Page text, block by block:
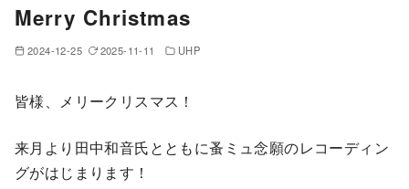
Merry Christmas
2024-12-25 2025-11-11 UHP
皆様、メリークリスマス！
来月より田中和音氏とともに蚤ミュ念願のレコーディン
グがはじまります！